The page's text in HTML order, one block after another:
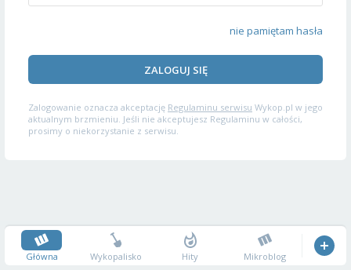
nie pamiętam hasła
ZALOGUJ SIĘ
Zalogowanie oznacza akceptację Regulaminu serwisu Wykop.pl w jego
aktualnym brzmieniu. Jeśli nie akceptujesz Regulaminu w całości,
prosimy o niekorzystanie z serwisu.
Główna Wykopalisko Hity Mikroblog